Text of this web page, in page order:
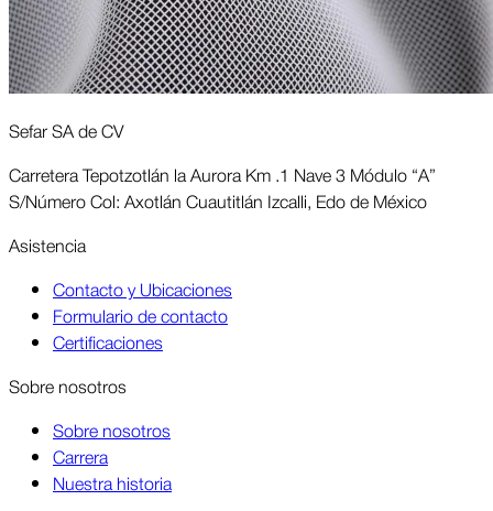
Sefar SA de CV
Carretera Tepotzotlán la Aurora Km .1 Nave 3 Módulo “A”
S/Número Col: Axotlán Cuautitlán Izcalli, Edo de México
Asis­tencia
Contacto y Ubicaciones
Formulario de contacto
Certificaciones
Sobre nosotros
Sobre nosotros
Carrera
Nuestra historia